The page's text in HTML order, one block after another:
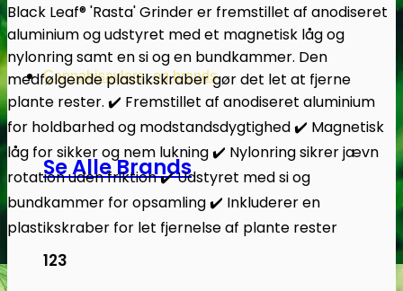
Cannabisavlere -og brands
Se Alle Brands
123
Black Leaf® 'Rasta' Grinder er fremstillet af anodiseret
aluminium og udstyret med et magnetisk låg og
nylonring samt en si og en bundkammer. Den
medfølgende plastikskraber gør det let at fjerne
plante rester. ✔️ Fremstillet af anodiseret aluminium
for holdbarhed og modstandsdygtighed ✔️ Magnetisk
låg for sikker og nem lukning ✔️ Nylonring sikrer jævn
rotation uden friktion ✔️ Udstyret med si og
bundkammer for opsamling ✔️ Inkluderer en
plastikskraber for let fjernelse af plante rester